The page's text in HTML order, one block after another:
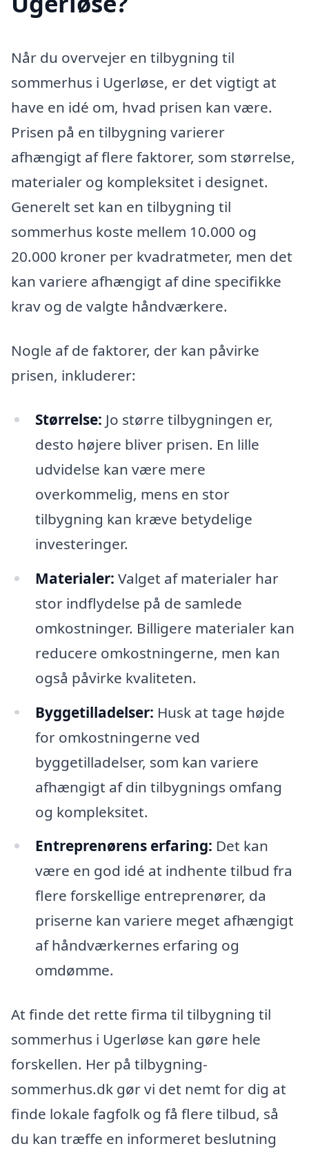
Når du overvejer en tilbygning til
sommerhus i Ugerløse, er det vigtigt at
have en idé om, hvad prisen kan være.
Prisen på en tilbygning varierer
afhængigt af flere faktorer, som størrelse,
materialer og kompleksitet i designet.
Generelt set kan en tilbygning til
sommerhus koste mellem 10.000 og
20.000 kroner per kvadratmeter, men det
kan variere afhængigt af dine specifikke
krav og de valgte håndværkere.
Nogle af de faktorer, der kan påvirke
prisen, inkluderer:
Størrelse: Jo større tilbygningen er,
desto højere bliver prisen. En lille
udvidelse kan være mere
overkommelig, mens en stor
tilbygning kan kræve betydelige
investeringer.
Materialer: Valget af materialer har
stor indflydelse på de samlede
omkostninger. Billigere materialer kan
reducere omkostningerne, men kan
også påvirke kvaliteten.
Byggetilladelser: Husk at tage højde
for omkostningerne ved
byggetilladelser, som kan variere
afhængigt af din tilbygnings omfang
og kompleksitet.
Entreprenørens erfaring: Det kan
være en god idé at indhente tilbud fra
flere forskellige entreprenører, da
priserne kan variere meget afhængigt
af håndværkernes erfaring og
omdømme.
At finde det rette firma til tilbygning til
sommerhus i Ugerløse kan gøre hele
forskellen. Her på tilbygning-
sommerhus.dk gør vi det nemt for dig at
finde lokale fagfolk og få flere tilbud, så
du kan træffe en informeret beslutning